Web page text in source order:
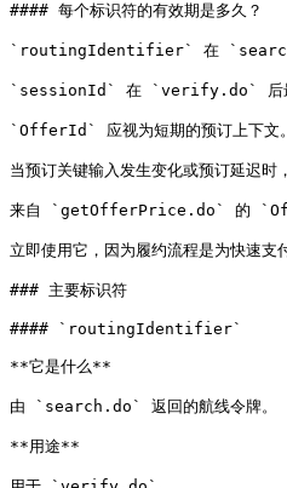
#### 每个标识符的有效期是多久？
`routingIdentifier` 在
`sessionId` 在 `verify.do` 后最
`OfferId` 应视为短期的预订上下文。
当预订关键输入发生变化或预订延迟时
来自 `getOfferPrice.do` 的
立即使用它，因为履约流程是为快速支
### 主要标识符
#### `routingIdentifier`
**它是什么**
由 `search.do` 返回的航线令牌。
**用途**